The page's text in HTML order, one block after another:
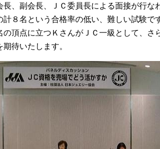
長、副会長、ＪＣ委員長による面接が行な
計８名という合格率の低い、難しい試験で
の頂点に立つＫさんがＪＣ一級として、
待いたします。